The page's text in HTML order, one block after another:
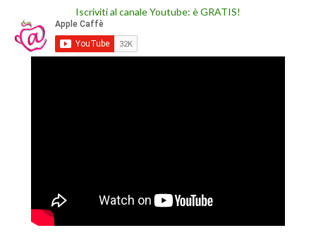
Iscriviti al canale Youtube: è GRATIS!